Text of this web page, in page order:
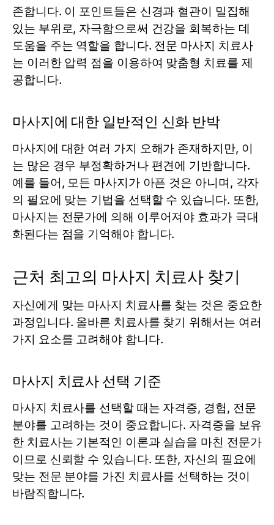
존합니다. 이 포인트들은 신경과 혈관이 밀집해
있는 부위로, 자극함으로써 건강을 회복하는 데
도움을 주는 역할을 합니다. 전문 마사지 치료사
는 이러한 압력 점을 이용하여 맞춤형 치료를 제
공합니다.
마사지에 대한 일반적인 신화 반박
마사지에 대한 여러 가지 오해가 존재하지만, 이
는 많은 경우 부정확하거나 편견에 기반합니다.
예를 들어, 모든 마사지가 아픈 것은 아니며, 각자
의 필요에 맞는 기법을 선택할 수 있습니다. 또한,
마사지는 전문가에 의해 이루어져야 효과가 극대
화된다는 점을 기억해야 합니다.
근처 최고의 마사지 치료사 찾기
자신에게 맞는 마사지 치료사를 찾는 것은 중요한
과정입니다. 올바른 치료사를 찾기 위해서는 여러
가지 요소를 고려해야 합니다.
마사지 치료사 선택 기준
마사지 치료사를 선택할 때는 자격증, 경험, 전문
분야를 고려하는 것이 중요합니다. 자격증을 보유
한 치료사는 기본적인 이론과 실습을 마친 전문가
이므로 신뢰할 수 있습니다. 또한, 자신의 필요에
맞는 전문 분야를 가진 치료사를 선택하는 것이
바람직합니다.